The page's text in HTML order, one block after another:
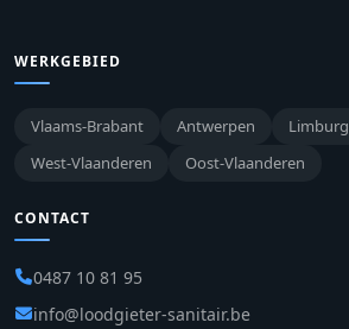
WERKGEBIED
Vlaams-Brabant Antwerpen
Limburg
West-Vlaanderen
Oost-Vlaanderen
CONTACT
0487 10 81 95
info@loodgieter-sanitair.be